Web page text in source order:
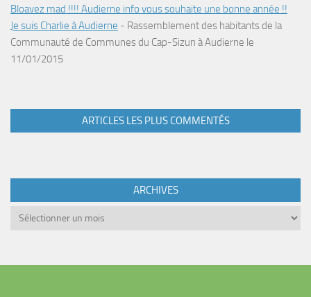
Bloavez mad !!!! Audierne info vous souhaite une bonne année !!
Je suis Charlie à Audierne - Rassemblement des habitants de la
Communauté de Communes du Cap-Sizun à Audierne le
11/01/2015
ARTICLES LES PLUS COMMENTÉS
ARCHIVES
Archives